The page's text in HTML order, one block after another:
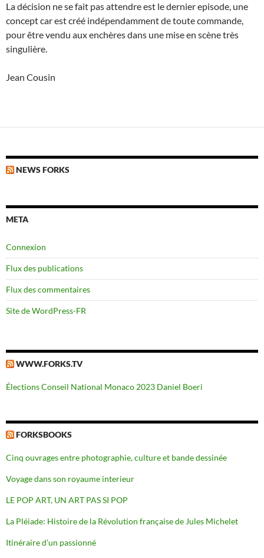
La décision ne se fait pas attendre est le dernier episode, une
concept car est créé indépendamment de toute commande,
pour être vendu aux enchères dans une mise en scène très
singulière.
Jean Cousin
NEWS FORKS
META
Connexion
Flux des publications
Flux des commentaires
Site de WordPress-FR
WWW.FORKS.TV
Élections Conseil National Monaco 2023 Daniel Boeri
FORKSBOOKS
Cinq ouvrages entre photographie, culture et bande dessinée
Voyage dans son royaume interieur
LE POP ART, UN ART PAS SI POP
La Pléiade: Histoire de la Révolution française de Jules Michelet
Itinéraire d’un passionné